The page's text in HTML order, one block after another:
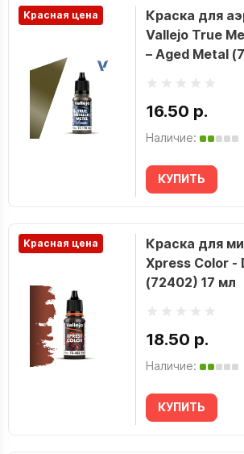
Красная цена
Краска для
Vallejo True
– Aged Metal
16.50 р.
Наличие:
КУПИТЬ
Красная цена
Краска для
Xpress Color -
(72402) 17 мл
18.50 р.
Наличие:
КУПИТЬ